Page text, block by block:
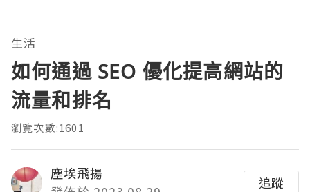
生活
如何通過 SEO 優化提高網站的
流量和排名
瀏覽次數:1601
塵埃飛揚
追蹤